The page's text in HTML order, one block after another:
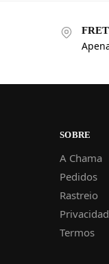
SOBRE
A Chama
Pedidos
Rastreio
Termos